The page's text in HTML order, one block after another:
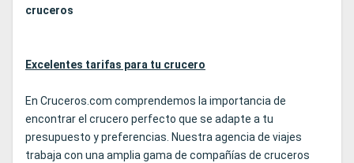
cruceros
Excelentes tarifas para tu crucero
En Cruceros.com comprendemos la importancia de
encontrar el crucero perfecto que se adapte a tu
presupuesto y preferencias. Nuestra agencia de viajes
trabaja con una amplia gama de compañías de cruceros